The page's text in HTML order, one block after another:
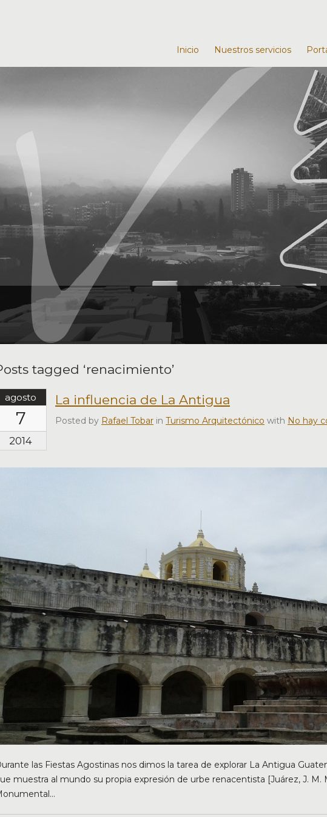
Inicio Nuestros servicios
tagged ‘renacimiento’
agosto
7
2014
La influencia de La Antigua
Posted by Rafael Tobar inTurismo Arquitectónico with No hay
las Fiestas Agostinas nos dimos la tarea de explorar La Antigua
muestra al mundo su propia expresión de urbe renacentista [Juárez, J. M.